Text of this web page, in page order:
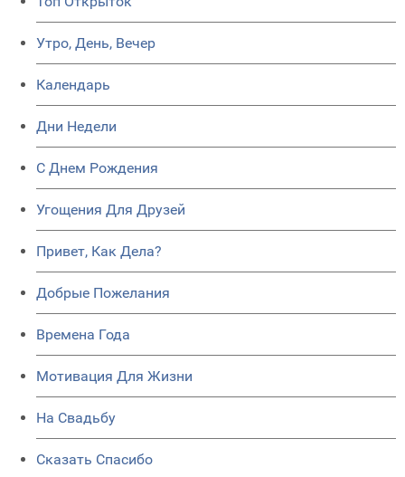
Утро, День, Вечер
Календарь
Дни Недели
C Днем Рождения
Угощения Для Друзей
Привет, Как Дела?
Добрые Пожелания
Времена Года
Мотивация Для Жизни
На Свадьбу
Сказать Спасибо